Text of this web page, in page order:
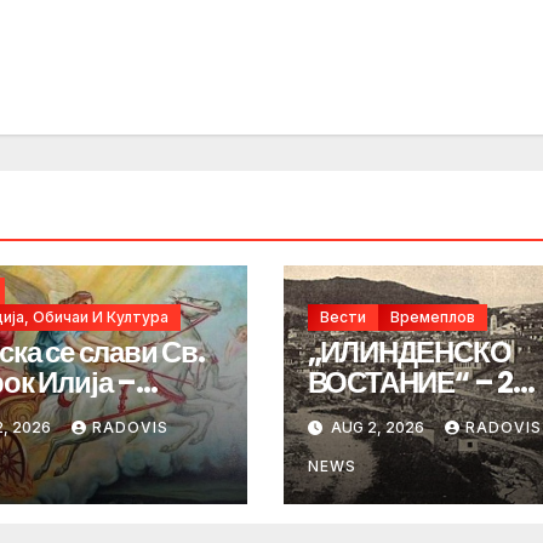
Обичаи И Култура
се слави Св.
Илија –
2026 RADOVIS
Вести Времеплов
„ИЛИНДЕНСКО
ВОСТАНИЕ“ – 2
Август 1903 год.
AUG 2, 2026 RADOVIS
NEWS